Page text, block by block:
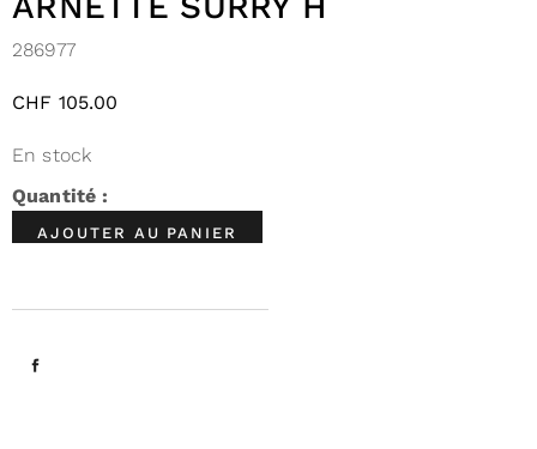
286977
CHF 105.00
En stock
AJOUTER AU PANIER